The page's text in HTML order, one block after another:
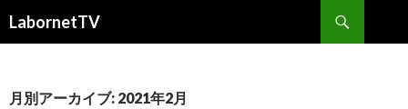
LabornetTV
索
ン
月別アーカイブ: 2021年2月